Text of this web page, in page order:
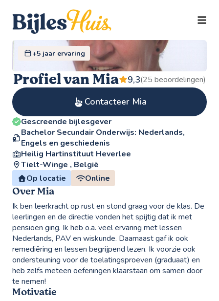
+5 jaar ervaring
Profiel van Mia 9,3(25 beoordelingen)
Contacteer Mia
Gescreende bijlesgever
Bachelor Secundair Onderwijs: Nederlands,
Engels en geschiedenis
Heilig Hartinstituut Heverlee
Tielt-Winge , België
Op locatie
Online
Over Mia
Ik ben leerkracht op rust en stond graag voor de klas. De
leerlingen en de directie vonden het spijtig dat ik met
pensioen ging. Ik heb o.a. veel ervaring met lessen
Nederlands, PAV en wiskunde. Daarnaast gaf ik ook
remediëring en lessen begrijpend lezen. Ik voorzie ook
ondersteuning voor de toelatingsproeven (graduaat) en
heb zelfs meteen oefeningen klaarstaan om samen door
te nemen!
Motivatie